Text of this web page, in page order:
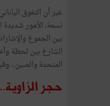
غير أن التفوق
نسمة، الأمورشديدة
بين الجموع
الشارع بين لحظة
المتحدة والصين..
حجر الزاوية..